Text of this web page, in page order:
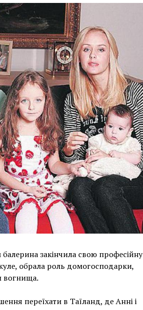
закінчила свою професійну
обрала роль домогосподарки,
вогнища.
переїхати в Таїланд, де Анні і